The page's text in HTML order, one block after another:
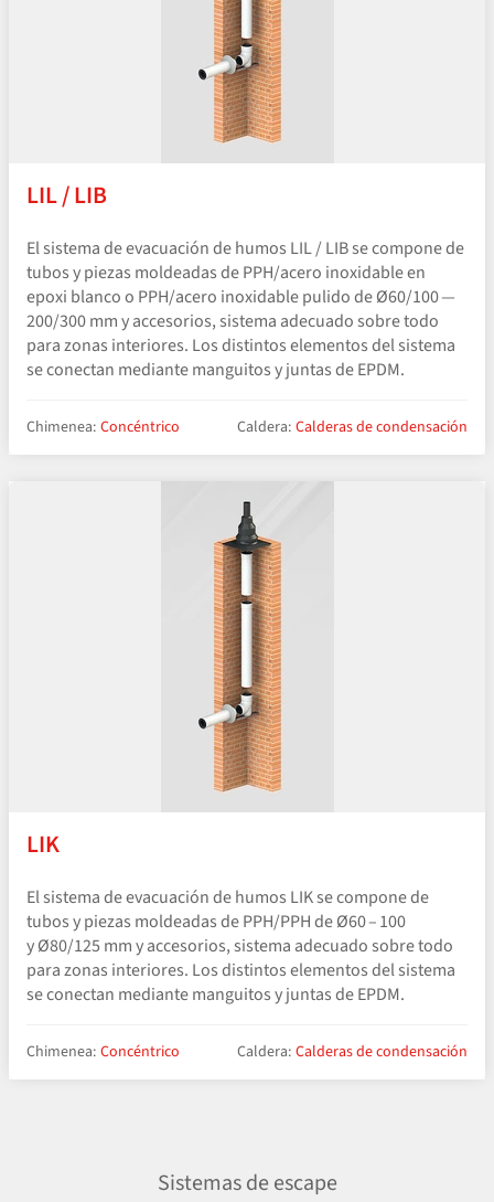
LIL / LIB
El sistema de evacuación de humos LIL / LIB se compone de
tubos y piezas moldeadas de PPH/​acero inoxidable en
epoxi blanco o PPH/​acero inoxidable pulido de Ø60/100 —
200/300 mm y accesorios, sistema adecuado sobre todo
para zonas interiores. Los distintos elementos del sistema
se conectan mediante manguitos y juntas de EPDM.
Chimenea: Concéntrico Caldera: Calderas de condensación
LIK
El sistema de evacuación de humos LIK se compone de
tubos y piezas moldeadas de PPH/PPH de Ø60 – 100
y Ø80/125 mm y accesorios, sistema adecuado sobre todo
para zonas interiores. Los distintos elementos del sistema
se conectan mediante manguitos y juntas de EPDM.
Chimenea: Concéntrico Caldera: Calderas de condensación
Sistemas de escape